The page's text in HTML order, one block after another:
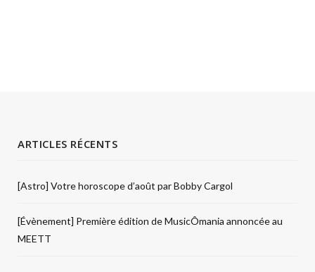
ARTICLES RÉCENTS
[Astro] Votre horoscope d’août par Bobby Cargol
[Évènement] Première édition de MusicÔmania annoncée au
MEETT